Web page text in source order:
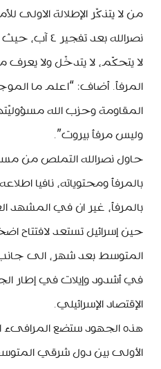
من لا يتذكّر الإطلالة الاولى
نصرالله بعد
لا يتحكّم، لا يتدخّل ولا يعرف
المرفأ. أضاف: “اعلم ما
المقاومة وحزب الله
وليس مرفأ بيروت”.
حاول نصرالله التملص من
بالمرفأ ومحتوياته، نافيا
بالمرفأ، غير ان في المشهد
حين إسرائيل تستعد
المتوسط بعد شهر، الى جانب
في أشدود وإيلات في إطار
الإقتصاد الإسرائيلي.
هذه الجهود ستضع المرافىء
الأولى بين دول شرقي